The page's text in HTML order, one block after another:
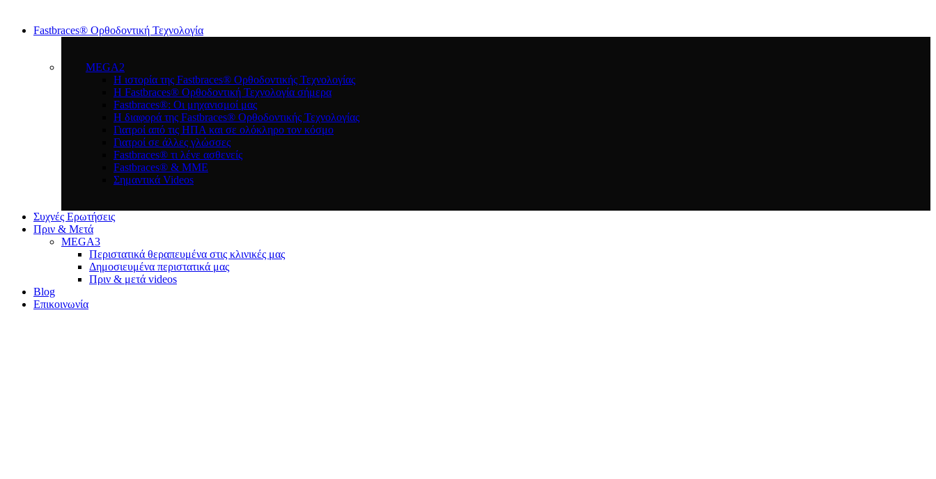
Fastbraces® Ορθοδοντική Τεχνολογία
MEGA2
Η ιστορία της Fastbraces® Ορθοδοντικής Τεχνολογίας
H Fastbraces® Ορθοδοντική Τεχνολογία σήμερα
Fastbraces®: Οι μηχανισμοί μας
Η διαφορά της Fastbraces® Ορθοδοντικής Τεχνολογίας
Γιατροί από τις ΗΠΑ και σε ολόκληρο τον κόσμο
Γιατροί σε άλλες γλώσσες
Fastbraces® τι λένε ασθενείς
Fastbraces® & ΜΜΕ
Σημαντικά Videos
Συχνές Ερωτήσεις
Πριν & Μετά
MEGA3
Περιστατικά θεραπευμένα στις κλινικές μας
Δημοσιευμένα περιστατικά μας
Πριν & μετά videos
Blog
Επικοινωνία